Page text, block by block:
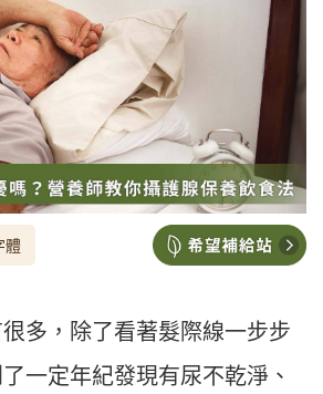
體
多，除了看著髮際線一步步
一定年紀發現有尿不乾淨、